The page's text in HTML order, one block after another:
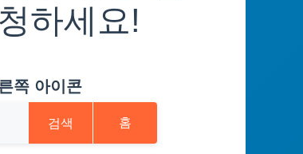
하세요!
검색 홈